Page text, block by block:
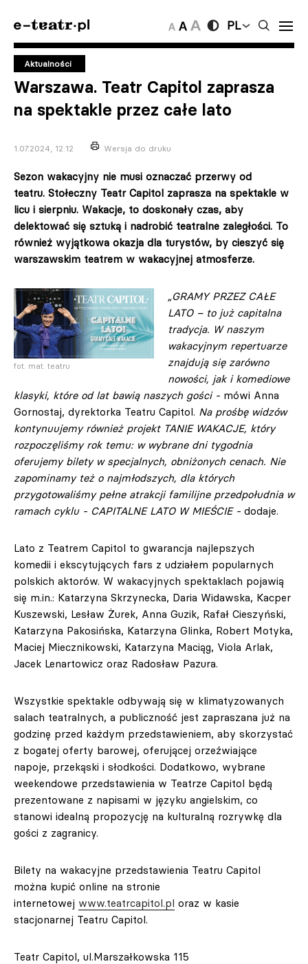
PL
Aktualności
Warszawa. Teatr Capitol zaprasza
na spektakle przez całe lato
1.07.2024, 12:12 Wersja do druku
Sezon wakacyjny nie musi oznaczać przerwy od
teatru. Stołeczny Teatr Capitol zaprasza na spektakle w
licu i sierpniu. Wakacje, to doskonały czas, aby
delektować się sztuką i nadrobić teatralne zaległości. To
również wyjątkowa okazja dla turystów, by cieszyć się
warszawskim teatrem w wakacyjnej atmosferze.
fot. mat. teatru
„GRAMY PRZEZ CAŁE
LATO – to już capitalna
tradycja. W naszym
wakacyjnym repertuarze
znajdują się zarówno
nowości, jak i komediowe
klasyki, które od lat bawią naszych gości - mówi Anna
Gornostaj, dyrektorka Teatru Capitol. Na prośbę widzów
kontynuujemy również projekt TANIE WAKACJE, który
rozpoczęliśmy rok temu: w wybrane dni tygodnia
oferujemy bilety w specjalnych, obniżonych cenach. Nie
zapominamy też o najmłodszych, dla których
przygotowaliśmy pełne atrakcji familijne przedpołudnia w
ramach cyklu - CAPITALNE LATO W MIEŚCIE - dodaje.
Lato z Teatrem Capitol to gwarancja najlepszych
komedii i ekscytujących fars z udziałem popularnych
polskich aktorów. W wakacyjnych spektaklach pojawią
się m.in.: Katarzyna Skrzynecka, Daria Widawska, Kacper
Kuszewski, Lesław Żurek, Anna Guzik, Rafał Cieszyński,
Katarzyna Pakosińska, Katarzyna Glinka, Robert Motyka,
Maciej Miecznikowski, Katarzyna Maciąg, Viola Arlak,
Jacek Lenartowicz oraz Radosław Pazura.
Wszystkie spektakle odbywają się w klimatyzowanych
salach teatralnych, a publiczność jest zapraszana już na
godzinę przed każdym przedstawieniem, aby skorzystać
z bogatej oferty barowej, oferującej orzeźwiające
napoje, przekąski i słodkości. Dodatkowo, wybrane
weekendowe przedstawienia w Teatrze Capitol będą
prezentowane z napisami w języku angielskim, co
stanowi idealną propozycję na kulturalną rozrywkę dla
gości z zagranicy.
Bilety na wakacyjne przedstawienia Teatru Capitol
można kupić online na stronie
internetowej www.teatrcapitol.pl oraz w kasie
stacjonarnej Teatru Capitol.
Teatr Capitol, ul.Marszałkowska 115